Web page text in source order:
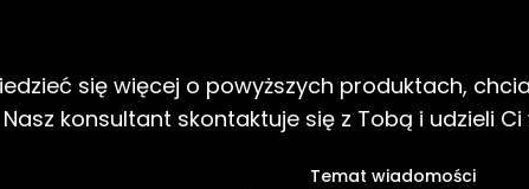
się więcej o powyższych produktach,
konsultant skontaktuje się z Tobą i udzieli
Temat wiadomości